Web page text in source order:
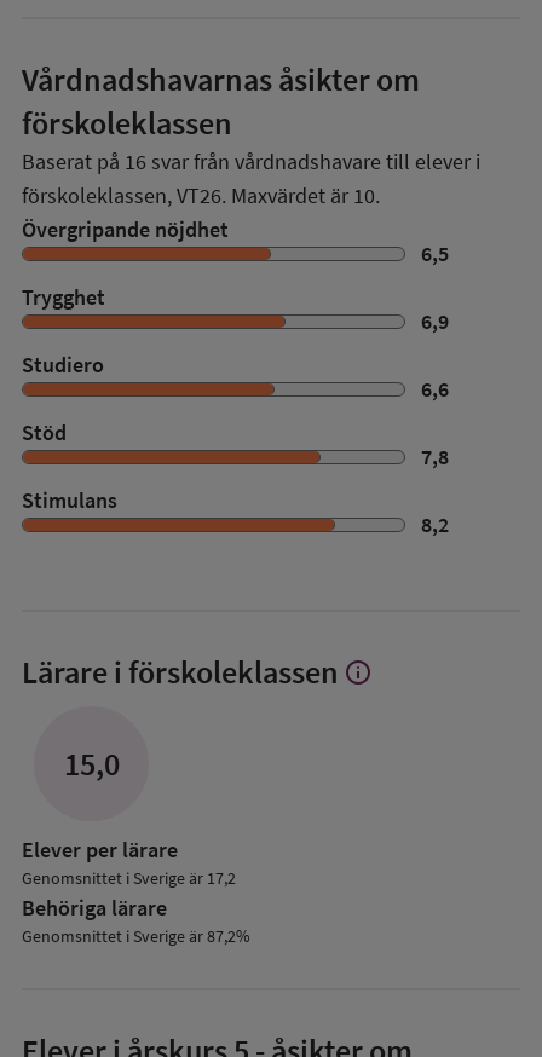
Vårdnadshavarnas åsikter om
förskoleklassen
Baserat på 16 svar från vårdnadshavare till elever i
förskoleklassen,VT26. Maxvärdet är 10.
Övergripande nöjdhet
6,5
Trygghet
6,9
Studiero
6,6
Stöd
7,8
Stimulans
8,2
Lärare i förskoleklassen Visa
info
15,0
Elever per lärare
Genomsnittet i Sverige är 17,2
Behöriga lärare
Genomsnittet i Sverige är 87,2%